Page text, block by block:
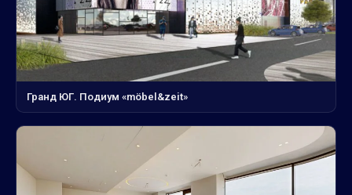
Гранд ЮГ. Подиум «möbel&zeit»